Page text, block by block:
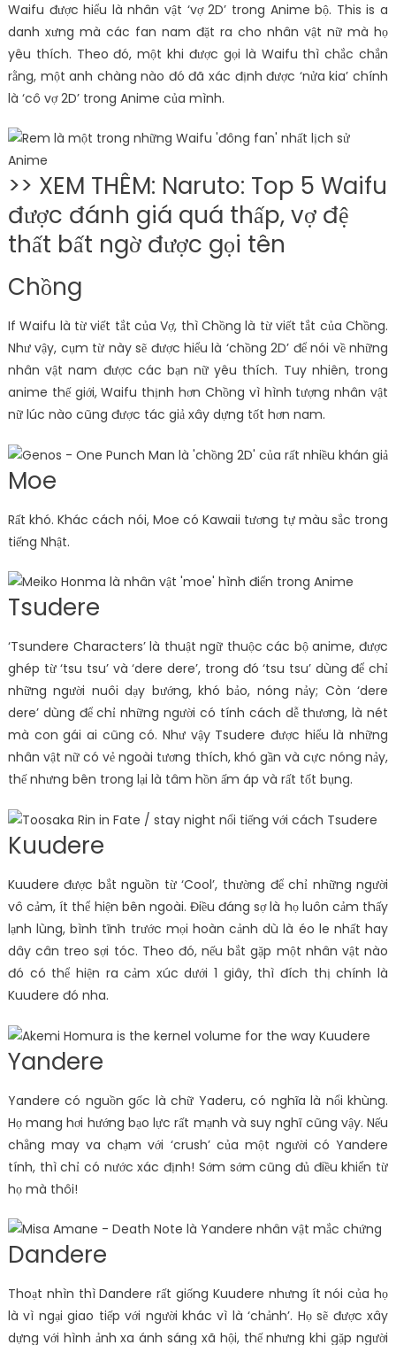
Waifu được hiểu là nhân vật ‘vợ 2D’ trong Anime bộ. This is a
danh xưng mà các fan nam đặt ra cho nhân vật nữ mà họ
yêu thích. Theo đó, một khi được gọi là Waifu thì chắc chắn
rằng, một anh chàng nào đó đã xác định được ‘nửa kia’ chính
là ‘cô vợ 2D’ trong Anime của mình.
>> XEM THÊM: Naruto: Top 5 Waifu
được đánh giá quá thấp, vợ đệ
thất bất ngờ được gọi tên
Chồng
If Waifu là từ viết tắt của Vợ, thì Chồng là từ viết tắt của Chồng.
Như vậy, cụm từ này sẽ được hiểu là ‘chồng 2D’ để nói về những
nhân vật nam được các bạn nữ yêu thích. Tuy nhiên, trong
anime thế giới, Waifu thịnh hơn Chồng vì hình tượng nhân vật
nữ lúc nào cũng được tác giả xây dựng tốt hơn nam.
Moe
Rất khó. Khác cách nói, Moe có Kawaii tương tự màu sắc trong
tiếng Nhật.
Tsudere
‘Tsundere Characters’ là thuật ngữ thuộc các bộ anime, được
ghép từ ‘tsu tsu’ và ‘dere dere’, trong đó ‘tsu tsu’ dùng để chỉ
những người nuôi dạy bướng, khó bảo, nóng nảy; Còn ‘dere
dere’ dùng để chỉ những người có tính cách dễ thương, là nét
mà con gái ai cũng có. Như vậy Tsudere được hiểu là những
nhân vật nữ có vẻ ngoài tương thích, khó gần và cực nóng nảy,
thế nhưng bên trong lại là tâm hồn ấm áp và rất tốt bụng.
Kuudere
Kuudere được bắt nguồn từ ‘Cool’, thường để chỉ những người
vô cảm, ít thể hiện bên ngoài. Điều đáng sợ là họ luôn cảm thấy
lạnh lùng, bình tĩnh trước mọi hoàn cảnh dù là éo le nhất hay
dây cân treo sợi tóc. Theo đó, nếu bắt gặp một nhân vật nào
đó có thể hiện ra cảm xúc dưới 1 giây, thì đích thị chính là
Kuudere đó nha.
Yandere
Yandere có nguồn gốc là chữ Yaderu, có nghĩa là nổi khùng.
Họ mang hơi hướng bạo lực rất mạnh và suy nghĩ cũng vậy. Nếu
chẳng may va chạm với ‘crush’ của một người có Yandere
tính, thì chỉ có nước xác định! Sớm sớm cũng đủ điều khiển từ
họ mà thôi!
Dandere
Thoạt nhìn thì Dandere rất giống Kuudere nhưng ít nói của họ
là vì ngại giao tiếp với người khác vì là ‘chảnh’. Họ sẽ được xây
dựng với hình ảnh xa ánh sáng xã hội, thế nhưng khi gặp người